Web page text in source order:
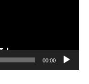
00:00